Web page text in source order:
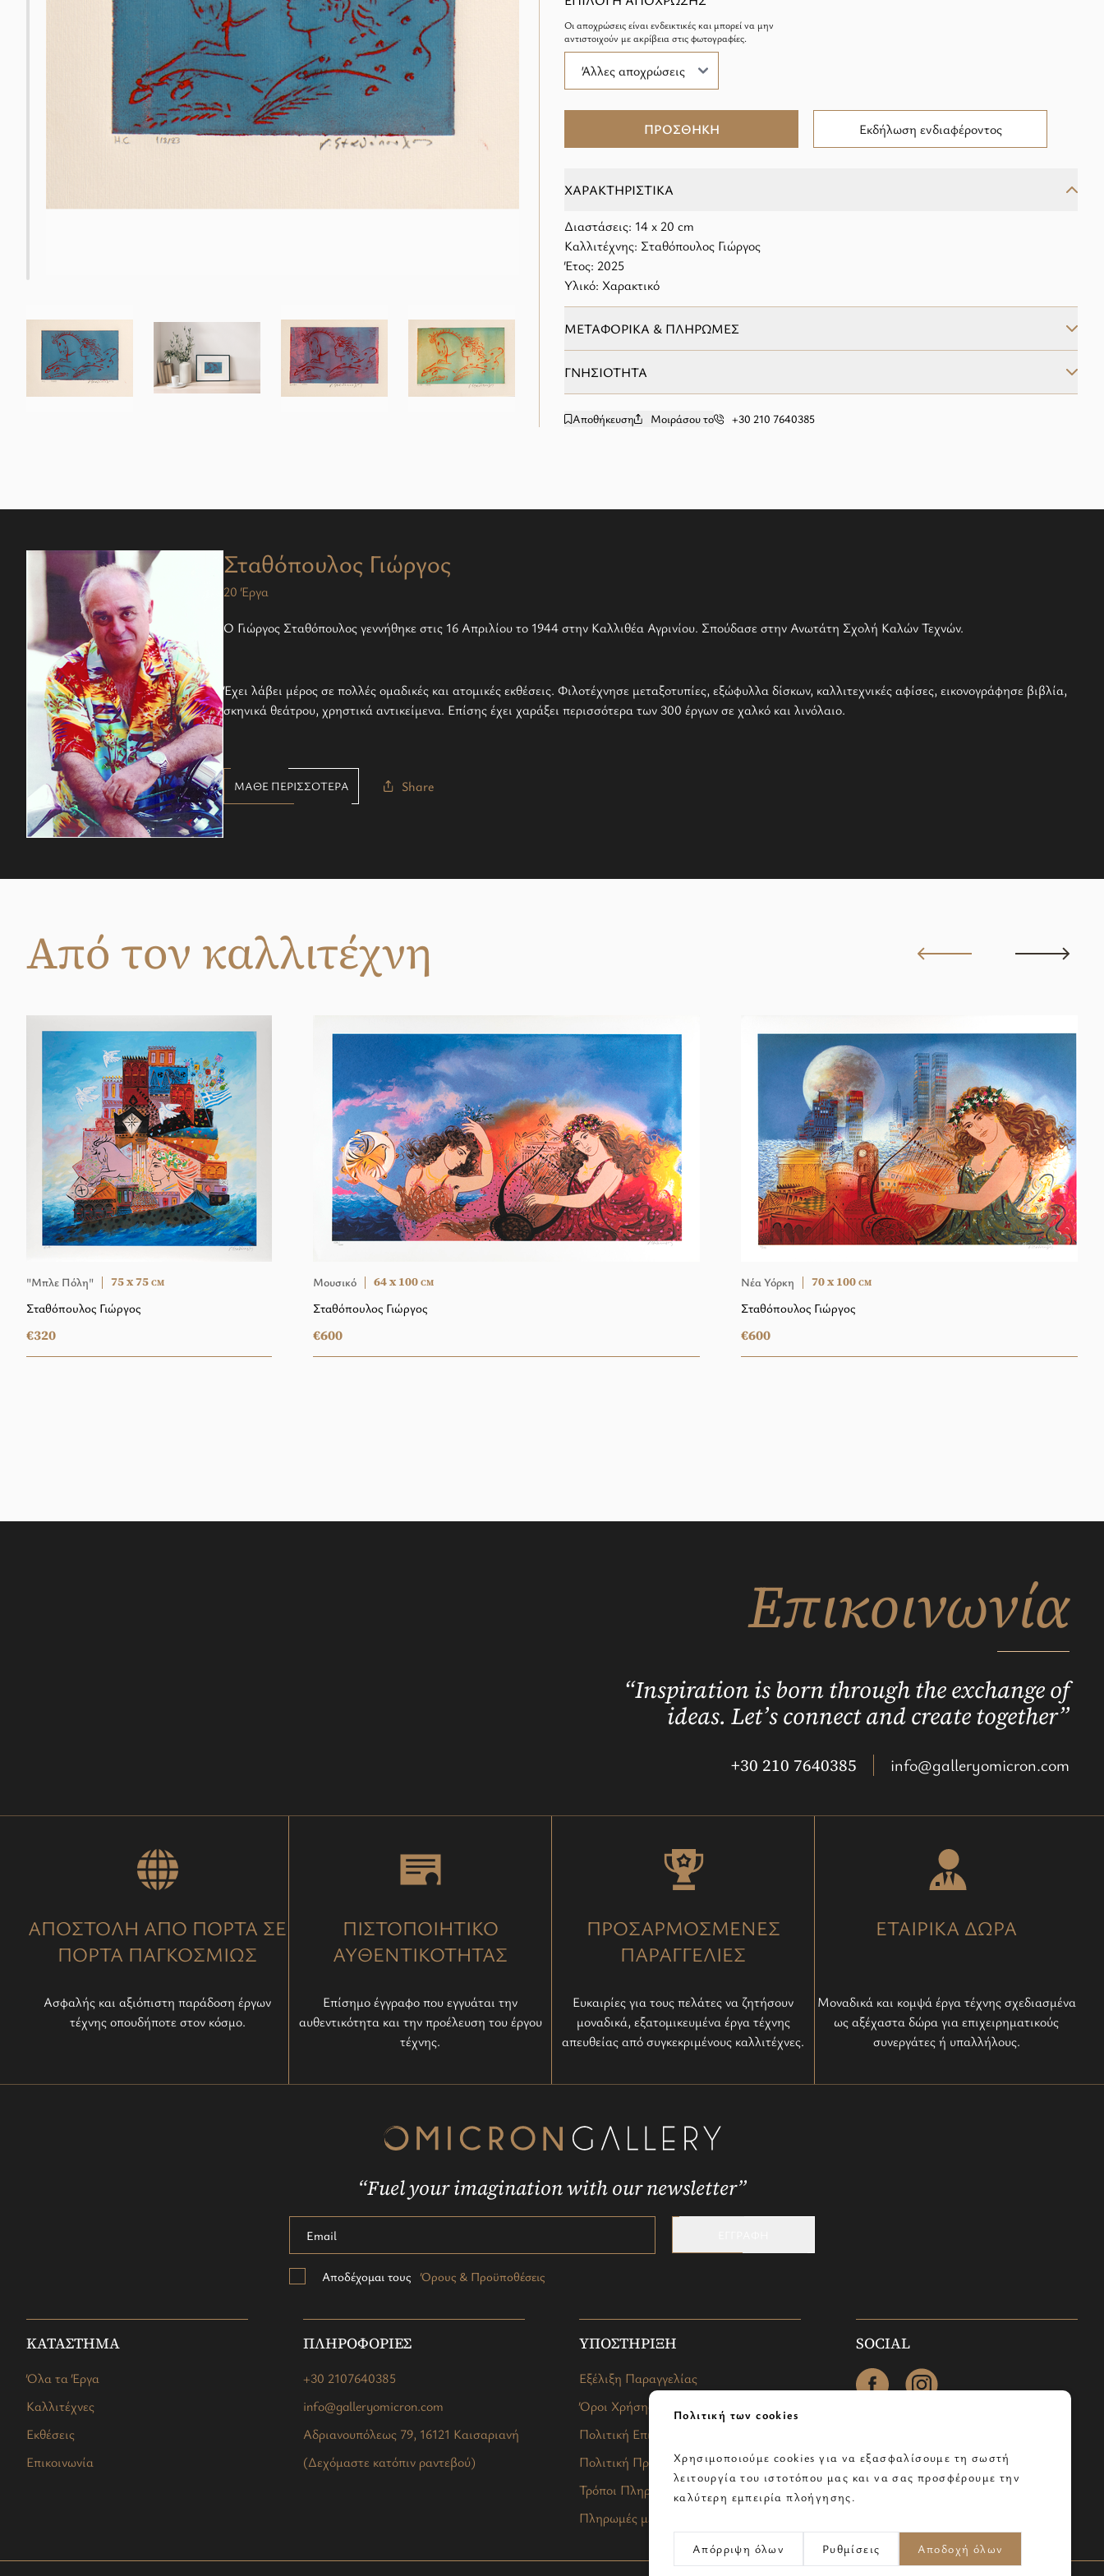
Οι αποχρώσεις είναι ενδεικτικές και μπορεί να μην
αντιστοιχούν με ακρίβεια στις φωτογραφίες.
ΠΡΟΣΘΗΚΗ Εκδήλωση ενδιαφέροντος
ΧΑΡΑΚΤΗΡΙΣΤΙΚΑ
Διαστάσεις: 14 x 20 cm
Καλλιτέχνης: Σταθόπουλος Γιώργος
Έτος: 2025
Υλικό: Χαρακτικό
ΜΕΤΑΦΟΡΙΚΑ & ΠΛΗΡΩΜΕΣ
ΓΝΗΣΙΟΤΗΤΑ
add to wishlist
Αποθήκευση Μοιράσου το +30 210 7640385
Σταθόπουλος Γιώργος
20 Έργα
Ο Γιώργος Σταθόπουλος γεννήθηκε στις 16 Απριλίου το 1944 στην Καλλιθέα Αγρινίου. Σπούδασε στην Ανωτάτη Σχολή Καλών Τεχνών.
Έχει λάβει μέρος σε πολλές ομαδικές και ατομικές εκθέσεις. Φιλοτέχνησε μεταξοτυπίες, εξώφυλλα δίσκων, καλλιτεχνικές αφίσες, εικονογράφησε βιβλία,
σκηνικά θεάτρου, χρηστικά αντικείμενα. Επίσης έχει χαράξει περισσότερα των 300 έργων σε χαλκό και λινόλαιο.
ΜΑΘΕ ΠΕΡΙΣΣΟΤΕΡΑ Share
Από τον καλλιτέχνη
"Μπλε Πόλη" 75 x 75 CM
Σταθόπουλος Γιώργος
€320
Μουσικό 64 x 100 CM
Σταθόπουλος Γιώργος
€600
Nέα Υόρκη 70 x 100 CM
Σταθόπουλος Γιώργος
€600
Επικοινωνία
“Inspiration is born through the exchange of
ideas. Let’s connect and create together”
+30 210 7640385 info@galleryomicron.com
ΑΠΟΣΤΟΛΗ ΑΠΟ ΠΟΡΤΑ ΣΕ
ΠΟΡΤΑ ΠΑΓΚΟΣΜΙΩΣ
Ασφαλής και αξιόπιστη παράδοση έργων
τέχνης οπουδήποτε στον κόσμο.
ΠΙΣΤΟΠΟΙΗΤΙΚΟ
ΑΥΘΕΝΤΙΚΟΤΗΤΑΣ
Επίσημο έγγραφο που εγγυάται την
αυθεντικότητα και την προέλευση του έργου
τέχνης.
ΠΡΟΣΑΡΜΟΣΜΕΝΕΣ
ΠΑΡΑΓΓΕΛΙΕΣ
Ευκαιρίες για τους πελάτες να ζητήσουν
μοναδικά, εξατομικευμένα έργα τέχνης
απευθείας από συγκεκριμένους καλλιτέχνες.
ΕΤΑΙΡΙΚΑ ΔΩΡΑ
Μοναδικά και κομψά έργα τέχνης σχεδιασμένα
ως αξέχαστα δώρα για επιχειρηματικούς
συνεργάτες ή υπαλλήλους.
“Fuel your imagination with our newsletter”
Αποδέχομαι τους Όρους & Προϋποθέσεις
ΚΑΤΑΣΤΗΜΑ
Όλα τα Έργα
Καλλιτέχνες
Εκθέσεις
Επικοινωνία
ΠΛΗΡΟΦΟΡΙΕΣ
+30 2107640385
info@galleryomicron.com
Αδριανουπόλεως 79, 16121 Καισαριανή
(Δεχόμαστε κατόπιν ραντεβού)
ΥΠΟΣΤΗΡΙΞΗ
Εξέλιξη Παραγγελίας
Όροι Χρήσης
Πολιτική Επιστροφών
Πολιτική Προστασίας
Τρόποι Πληρωμής και Αποστολής
Πληρωμές με Klarna
SOCIAL
facebook instagram
Πολιτική των cookies
Χρησιμοποιούμε cookies για να εξασφαλίσουμε τη σωστή
λειτουργία του ιστοτόπου μας και να σας προσφέρουμε την
καλύτερη εμπειρία πλοήγησης.
Απόρριψη όλων Ρυθμίσεις Αποδοχή όλων